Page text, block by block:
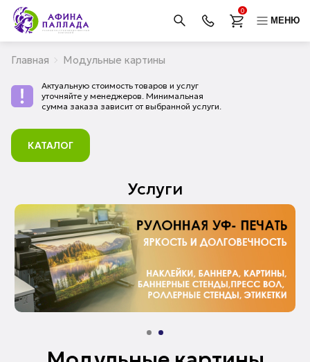
0
МЕНЮ
Главная Модульные картины
Актуальную стоимость товаров и услуг
уточняйте у менеджеров. Минимальная
сумма заказа зависит от выбранной услуги.
КАТАЛОГ
Услуги